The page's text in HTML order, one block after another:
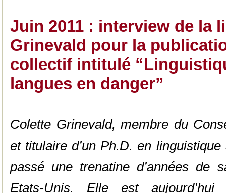
Juin 2011 : interview de la
Grinevald pour la
collectif intitulé
langues en danger”
Colette Grinevald, membre du
et titulaire d’un Ph.D. en
passé une trenatine d’années de
Etats-Unis. Elle est aujourd’hui